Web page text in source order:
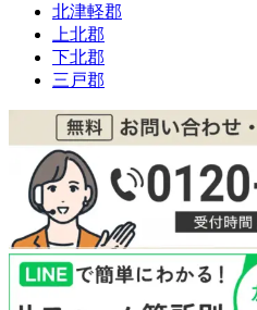
北津軽郡
上北郡
下北郡
三戸郡